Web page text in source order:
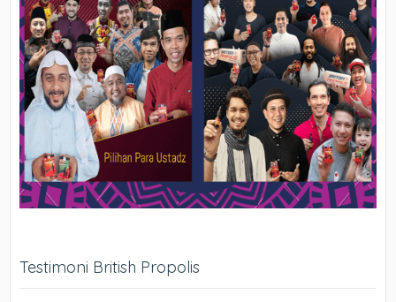
Testimoni British Propolis